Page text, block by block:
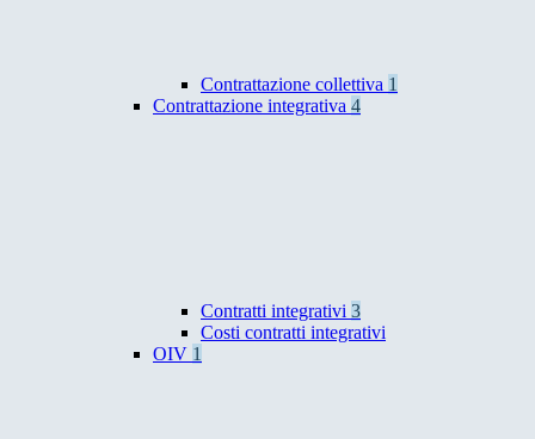
Contrattazione collettiva 1
Contrattazione integrativa 4
Contratti integrativi 3
Costi contratti integrativi
OIV 1